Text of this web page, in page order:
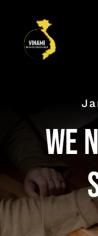
content
IMPRESSUM
We